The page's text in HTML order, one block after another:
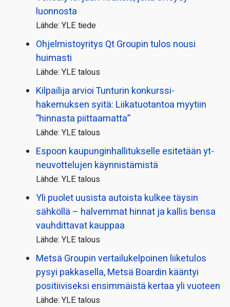
luonnosta
Lähde: YLE tiede
Ohjelmistoyritys Qt Groupin tulos nousi
huimasti
Lähde: YLE talous
Kilpailija arvioi Tunturin konkurssi­
hakemuksen syitä: Liikatuotantoa myytiin
”hinnasta piittaamatta”
Lähde: YLE talous
Espoon kaupungin­hallitukselle esitetään yt-
neuvottelujen käynnistämistä
Lähde: YLE talous
Yli puolet uusista autoista kulkee täysin
sähköllä – halvemmat hinnat ja kallis bensa
vauhdittavat kauppaa
Lähde: YLE talous
Metsä Groupin vertailu­kelpoinen liiketulos
pysyi pakkasella, Metsä Boardin kääntyi
positiiviseksi ensimmäistä kertaa yli vuoteen
Lähde: YLE talous